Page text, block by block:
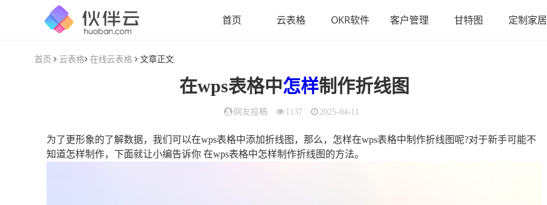
首页 云表格 OKR软件 客户管理 甘特图 定制家居
首页 云表格 在线云表格 文章正文
在wps表格中怎样制作折线图
网友投稿 1137 2025-04-11
为了更形象的了解数据，我们可以在wps表格中添加折线图，那么，怎样在wps表格中制作折线图呢?对于新手可能不
知道怎样制作，下面就让小编告诉你 在wps表格中怎样制作折线图的方法。